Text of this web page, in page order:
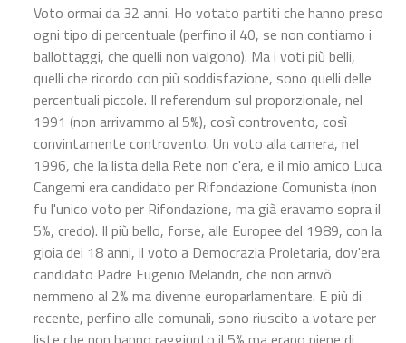
Voto ormai da 32 anni. Ho votato partiti che hanno preso
ogni tipo di percentuale (perfino il 40, se non contiamo i
ballottaggi, che quelli non valgono). Ma i voti più belli,
quelli che ricordo con più soddisfazione, sono quelli delle
percentuali piccole. Il referendum sul proporzionale, nel
1991 (non arrivammo al 5%), così controvento, così
convintamente controvento. Un voto alla camera, nel
1996, che la lista della Rete non c'era, e il mio amico Luca
Cangemi era candidato per Rifondazione Comunista (non
fu l'unico voto per Rifondazione, ma già eravamo sopra il
5%, credo). Il più bello, forse, alle Europee del 1989, con la
gioia dei 18 anni, il voto a Democrazia Proletaria, dov'era
candidato Padre Eugenio Melandri, che non arrivò
nemmeno al 2% ma divenne europarlamentare. E più di
recente, perfino alle comunali, sono riuscito a votare per